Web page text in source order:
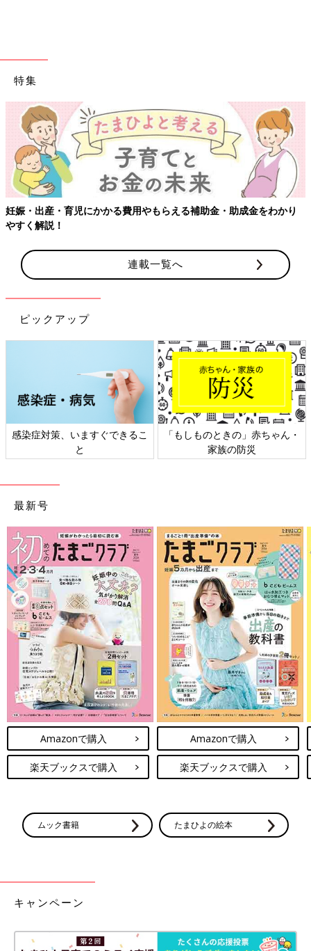
特集
妊娠・出産・育児にかかる費用やもらえる補助金・助成金をわかり
やすく解説！
連載一覧へ
ピックアップ
感染症対策、いますぐできるこ
と
「もしものときの」赤ちゃん・
家族の防災
最新号
Amazonで購入
楽天ブックスで購入
Amazonで購入
楽天ブックスで購入
ムック書籍 たまひよの絵本
キャンペーン